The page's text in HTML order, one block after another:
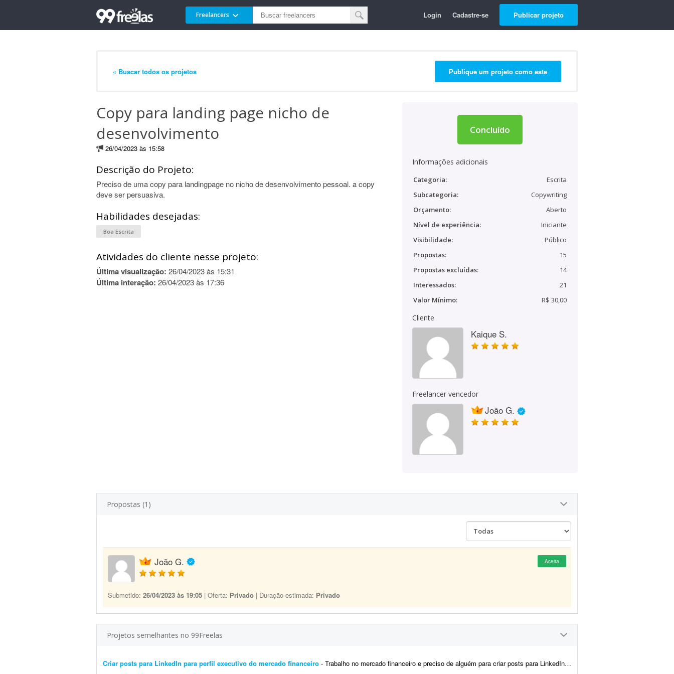
Freelancers Login Cadastre-se Publicar projeto
« Buscar todos os projetos Publique um projeto como este
Copy para landing page nicho de
desenvolvimento
26/04/2023 às 15:58
Descrição do Projeto:
Preciso de uma copy para landingpage no nicho de desenvolvimento pessoal. a copy
deve ser persuasiva.
Habilidades desejadas:
Boa Escrita
Atividades do cliente nesse projeto:
Última visualização: 26/04/2023 às 15:31
Última interação: 26/04/2023 às 17:36
Concluído
Informações adicionais
Categoria:
Escrita
Subcategoria:
Copywriting
Orçamento:
Aberto
Nível de experiência:
Iniciante
Visibilidade:
Público
Propostas:
15
Propostas excluídas:
14
Interessados:
21
Valor Mínimo:
R$ 30,00
Cliente
Kaique S.
Freelancer vencedor
João G.
Propostas (1)
João G. Aceita
Submetido: 26/04/2023 às 19:05 | Oferta: Privado | Duração estimada: Privado
Projetos semelhantes no 99Freelas
Criar posts para LinkedIn para perfil executivo do mercado financeiro - Trabalho no mercado financeiro e preciso de alguém para criar posts para LinkedIn com a minha voz, sobre mercado financeiro, wealth management, liderança e carreira - não texto...